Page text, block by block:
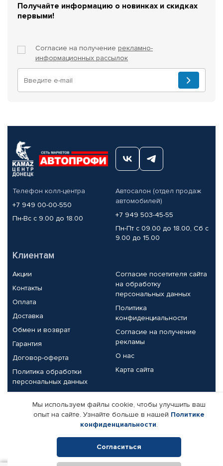
Получайте информацию о новинках и скидках
первыми!
Согласие на получение рекламно-
информационных рассылок
Телефон колл-центра
+7 949 00-00-550
Пн-Вс с 9.00 до 18.00
Автосалон (отдел продаж
автомобилей)
+7 949 503-45-55
Пн-Пт с 09.00 до 18.00, Сб с
9.00 до 15.00
Клиентам
Акции
Контакты
Оплата
Доставка
Обмен и возврат
Гарантия
Договор-оферта
Политика обработки
персональных данных
Согласие посетителя сайта
на обработку
персональных данных
Политика
конфиденциальности
Согласие на получение
рекламы
О нас
Карта сайта
Партнерам
Корпоративным клиентам
Поставщикам
Реквизиты компании
Мы используем файлы cookie, чтобы улучшить ваш
опыт на сайте. Узнайте больше в нашей Политике
конфиденциальности.
Согласиться